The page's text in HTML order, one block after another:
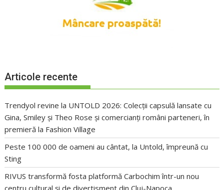
Articole recente
Trendyol revine la UNTOLD 2026: Colecții capsulă lansate cu
Gina, Smiley și Theo Rose și comercianți români parteneri, în
premieră la Fashion Village
Peste 100 000 de oameni au cântat, la Untold, împreună cu
Sting
RIVUS transformă fosta platformă Carbochim într-un nou
centru cultural și de divertisment din Cluj-Napoca